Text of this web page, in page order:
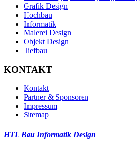
Grafik Design
Hochbau
Informatik
Malerei Design
Objekt Design
Tiefbau
KONTAKT
Kontakt
Partner & Sponsoren
Impressum
Sitemap
HTL Bau Informatik Design